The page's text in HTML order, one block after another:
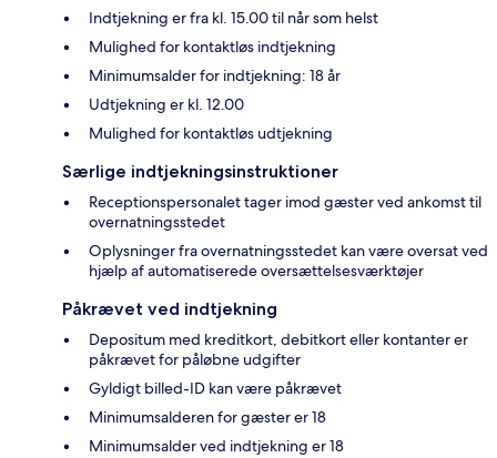
Indtjekning er fra kl. 15.00 til når som helst
Mulighed for kontaktløs indtjekning
Minimumsalder for indtjekning: 18 år
Udtjekning er kl. 12.00
Mulighed for kontaktløs udtjekning
Særlige indtjekningsinstruktioner
Receptionspersonalet tager imod gæster ved ankomst til
overnatningsstedet
Oplysninger fra overnatningsstedet kan være oversat ved
hjælp af automatiserede oversættelsesværktøjer
Påkrævet ved indtjekning
Depositum med kreditkort, debitkort eller kontanter er
påkrævet for påløbne udgifter
Gyldigt billed-ID kan være påkrævet
Minimumsalderen for gæster er 18
Minimumsalder ved indtjekning er 18